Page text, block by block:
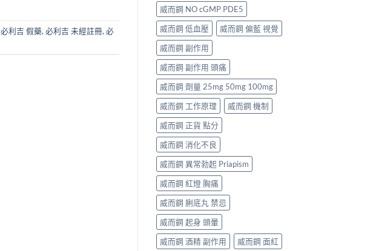
必利吉 假藥,必利吉 未經註冊,必
威而鋼 NO cGMP PDE5
威而鋼 低血壓
威而鋼 偏藍 視覺
威而鋼 副作用
威而鋼 副作用 頭痛
威而鋼 劑量 25mg 50mg 100mg
威而鋼 工作原理
威而鋼 機制
威而鋼 正貨 點分
威而鋼 消化不良
威而鋼 異常勃起 Priapism
威而鋼 紅燈 胸痛
威而鋼 脷底丸 禁忌
威而鋼 起身 頭暈
威而鋼 酒精 副作用
威而鋼 面紅